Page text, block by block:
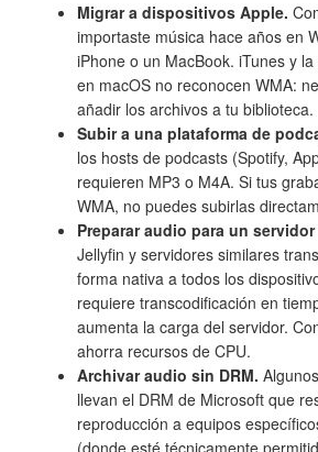
Migrar a dispositivos Apple.
importaste música hace años en
iPhone o un MacBook. iTunes y
en macOS no reconocen WMA:
añadir los archivos a tu biblioteca.
Subir a una plataforma de
los hosts de podcasts (Spotify,
requieren MP3 o M4A. Si tus
WMA, no puedes subirlas
Preparar audio para un
Jellyfin y servidores similares
forma nativa a todos los
requiere transcodificación en
aumenta la carga del servidor.
ahorra recursos de CPU.
Archivar audio sin DRM.
llevan el DRM de Microsoft que
reproducción a equipos